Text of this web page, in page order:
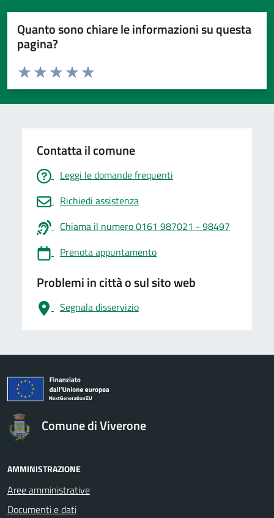
Quanto sono chiare le informazioni su questa
pagina?
Valuta da 1 a 5 stelle la pagina
Valuta 5 stelle su 5
Valuta 4 stelle su 5
Valuta 3 stelle su 5
Valuta 2 stelle su 5
Valuta 1 stelle su 5
Contatta il comune
Leggi le domande frequenti
Richiedi assistenza
Chiama il numero 0161 987021 - 98497
Prenota appuntamento
Problemi in città o sul sito web
Segnala disservizio
logo Unione Europea
Comune di Viverone
AMMINISTRAZIONE
Aree amministrative
Documenti e dati